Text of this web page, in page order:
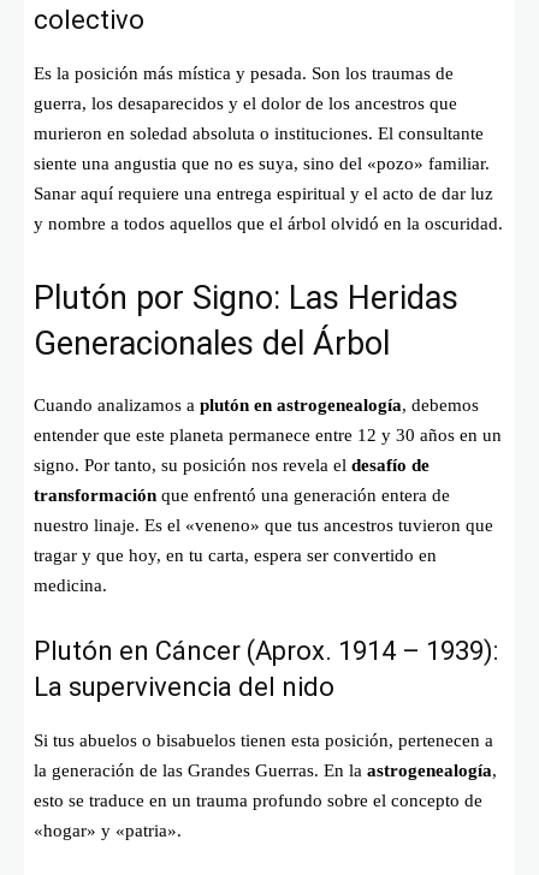
colectivo
Es la posición más mística y pesada. Son los traumas de
guerra, los desaparecidos y el dolor de los ancestros que
murieron en soledad absoluta o instituciones. El consultante
siente una angustia que no es suya, sino del «pozo» familiar.
Sanar aquí requiere una entrega espiritual y el acto de dar luz
y nombre a todos aquellos que el árbol olvidó en la oscuridad.
Plutón por Signo: Las Heridas
Generacionales del Árbol
Cuando analizamos a plutón en astrogenealogía, debemos
entender que este planeta permanece entre 12 y 30 años en un
signo. Por tanto, su posición nos revela el desafío de
transformación que enfrentó una generación entera de
nuestro linaje. Es el «veneno» que tus ancestros tuvieron que
tragar y que hoy, en tu carta, espera ser convertido en
medicina.
Plutón en Cáncer (Aprox. 1914 – 1939):
La supervivencia del nido
Si tus abuelos o bisabuelos tienen esta posición, pertenecen a
la generación de las Grandes Guerras. En la astrogenealogía,
esto se traduce en un trauma profundo sobre el concepto de
«hogar» y «patria».